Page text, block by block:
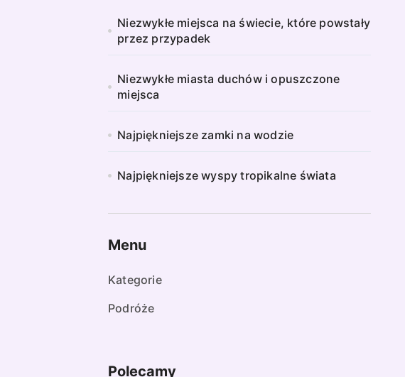
Niezwykłe miejsca na świecie, które powstały
przez przypadek
Niezwykłe miasta duchów i opuszczone
miejsca
Najpiękniejsze zamki na wodzie
Najpiękniejsze wyspy tropikalne świata
Menu
Kategorie
Podróże
Polecamy